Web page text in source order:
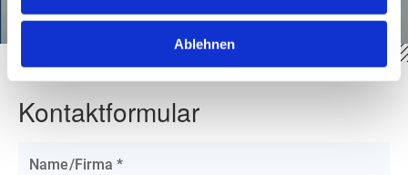
Ablehnen
Kontaktformular
Name/Firma *